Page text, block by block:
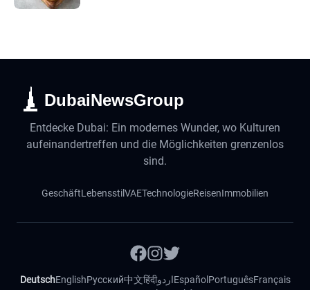
DubaiNewsGroup
Entdecke Dubai: Ein modernes Wunder, wo Kulturen
aufeinandertreffen und die Möglichkeiten grenzenlos
sind.
GeschäftLebensstilVAETechnologieReisenImmobilien
DeutschEnglishРусский中文हिंदीاردوEspañol PortuguêsFrançais